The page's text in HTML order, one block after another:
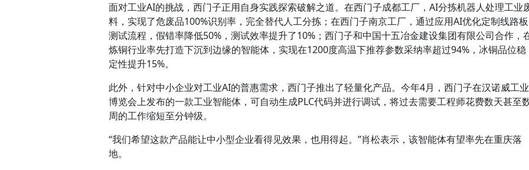
面对工业AI的挑战，西门子正用自身实践探索破解之道。在西门子成都工厂，AI分拣机器人处理工业
料，实现了危废品100%识别率，完全替代人工分拣；在西门子南京工厂，通过应用AI优化定制线路板
测试流程，假错率降低50%，测试效率提升了10%；西门子和中国十五冶金建设集团有限公司合作，
炼铜行业率先打造下沉到边缘的智能体，实现在1200度高温下推荐参数采纳率超过94%，冰铜品位稳
定性提升15%。
此外，针对中小企业对工业AI的普惠需求，西门子推出了轻量化产品。今年4月，西门子在汉诺威工业
博览会上发布的一款工业智能体，可自动生成PLC代码并进行调试，将过去需要工程师花费数天甚至
周的工作缩短至分钟级。
“我们希望这款产品能让中小型企业看得见效果，也用得起。”肖松表示，该智能体有望率先在重庆落
地。